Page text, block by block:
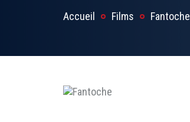
Accueil Films Fantoche